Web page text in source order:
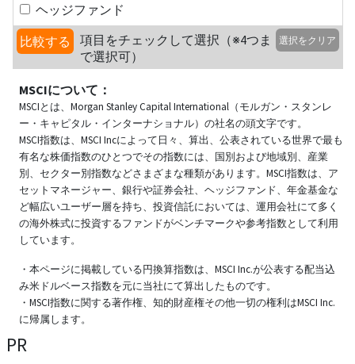
ヘッジファンド
比較する
項目をチェックして選択（※4つま
で選択可）
選択をクリア
MSCIについて：
MSCIとは、Morgan Stanley Capital International（モルガン・スタンレ
ー・キャピタル・インターナショナル）の社名の頭文字です。
MSCI指数は、MSCI Incによって日々、算出、公表されている世界で最も
有名な株価指数のひとつでその指数には、国別および地域別、産業
別、セクター別指数などさまざまな種類があります。MSCI指数は、ア
セットマネージャー、銀行や証券会社、ヘッジファンド、年金基金な
ど幅広いユーザー層を持ち、投資信託においては、運用会社にて多く
の海外株式に投資するファンドがベンチマークや参考指数として利用
しています。
・本ページに掲載している円換算指数は、MSCI Inc.が公表する配当込
み米ドルベース指数を元に当社にて算出したものです。
・MSCI指数に関する著作権、知的財産権その他一切の権利はMSCI Inc.
に帰属します。
PR